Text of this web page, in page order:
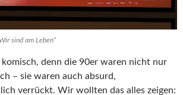
sind am Leben“
komisch, denn die 90er waren nicht nur
– sie waren auch absurd,
verrückt. Wir wollten das alles zeigen: